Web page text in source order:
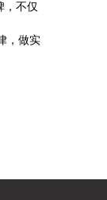
，不仅
，做实